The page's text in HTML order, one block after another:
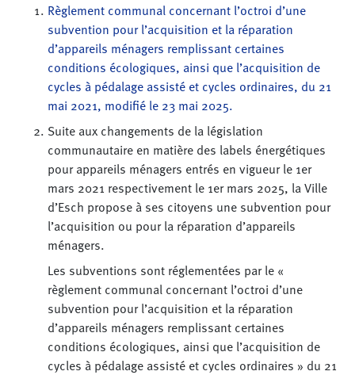
Règlement communal concernant l’octroi d’une
subvention pour l’acquisition et la réparation
d’appareils ménagers remplissant certaines
conditions écologiques, ainsi que l’acquisition de
cycles à pédalage assisté et cycles ordinaires, du 21
mai 2021, modifié le 23 mai 2025.
Suite aux changements de la législation
communautaire en matière des labels énergétiques
pour appareils ménagers entrés en vigueur le 1er
mars 2021 respectivement le 1er mars 2025, la Ville
d’Esch propose à ses citoyens une subvention pour
l’acquisition ou pour la réparation d’appareils
ménagers.
Les subventions sont réglementées par le «
règlement communal concernant l’octroi d’une
subvention pour l’acquisition et la réparation
d’appareils ménagers remplissant certaines
conditions écologiques, ainsi que l’acquisition de
cycles à pédalage assisté et cycles ordinaires » du 21